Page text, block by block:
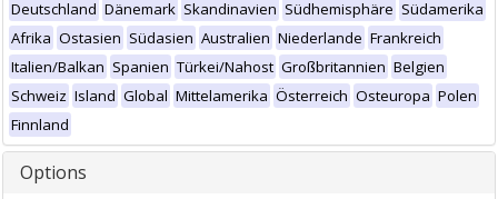
Deutschland Dänemark Skandinavien Südhemisphäre Südamerika
Afrika Ostasien Südasien Australien Niederlande Frankreich
Italien/Balkan Spanien Türkei/Nahost Großbritannien Belgien
Schweiz Island Global Mittelamerika Österreich Osteuropa Polen
Finnland
Options